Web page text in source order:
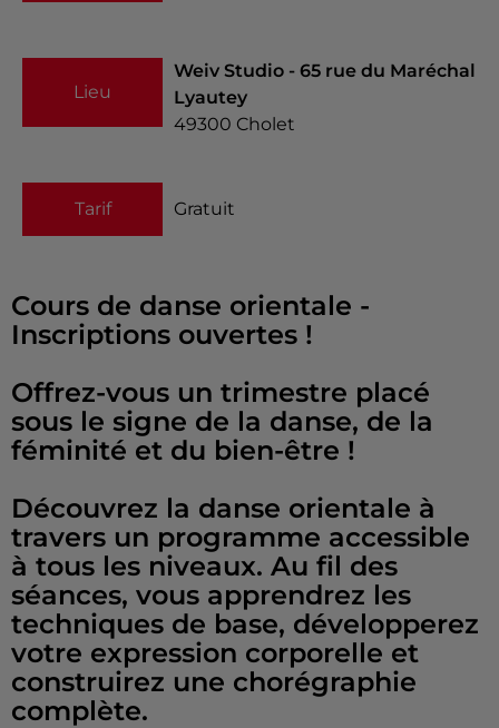
Lieu
Weiv Studio - 65 rue du Maréchal
Lyautey
49300 Cholet
Tarif Gratuit
Cours de danse orientale -
Inscriptions ouvertes !
Offrez-vous un trimestre placé
sous le signe de la danse, de la
féminité et du bien-être !
Découvrez la danse orientale à
travers un programme accessible
à tous les niveaux. Au fil des
séances, vous apprendrez les
techniques de base, développerez
votre expression corporelle et
construirez une chorégraphie
complète.